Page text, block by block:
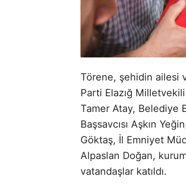
Törene, şehidin ailesi
Parti Elazığ
Tamer Atay, Belediye
Başsavcısı Aşkın
Göktaş, İl Emniyet
Alpaslan Doğan,
vatandaşlar katıldı.